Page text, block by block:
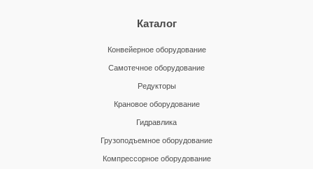
Каталог
Конвейерное оборудование
Самотечное оборудование
Редукторы
Крановое оборудование
Гидравлика
Грузоподъемное оборудование
Компрессорное оборудование